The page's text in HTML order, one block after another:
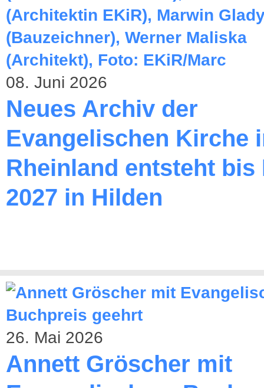
08. Juni 2026
Neues Archiv der
Evangelischen Kirche
Rheinland entsteht bis
2027 in Hilden
26. Mai 2026
Annett Gröscher mit